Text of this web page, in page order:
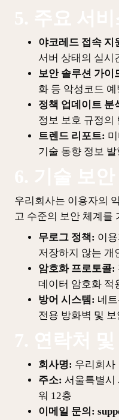
야코레드 접속 지
서버 상태의 실시
보안 솔루션 가이
화 등 악성코드
정책 업데이트 분
정보 보호 규정의
트렌드 리포트:
기술 동향 정보 발
우리회사는 이용자의
고 수준의 보안 체계를
무로그 정책: 이
저장하지 않는 개
암호화 프로토콜:
데이터 암호화 적
방어 시스템: 네
전용 방화벽 및 보
회사명: 우리회사
주소: 서울특별시
워 12층
이메일 문의: